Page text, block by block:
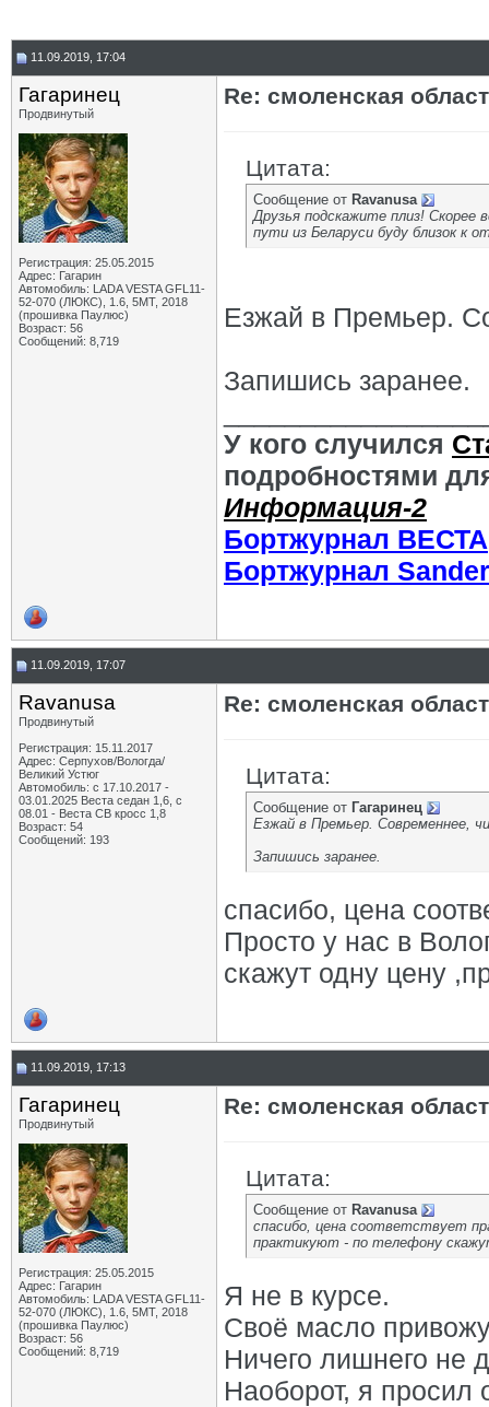
11.09.2019, 17:04
Гагаринец
Продвинутый
Регистрация: 25.05.2015
Адрес: Гагарин
Автомобиль: LADA VESTA GFL11-
52-070 (ЛЮКС), 1.6, 5МТ, 2018
(прошивка Паулюс)
Возраст: 56
Сообщений: 8,719
Re: смоленская
Цитата:
Сообщение от Ravanusa
Друзья подскажите плиз! Скорее
пути из Беларуси буду близок к
Езжай в Премьер.
Запишись заранее.
У кого случился
подробностями
Информация-2
Бортжурнал ВЕСТА
Бортжурнал
11.09.2019, 17:07
Ravanusa
Продвинутый
Регистрация: 15.11.2017
Адрес: Серпухов/Вологда/
Великий Устюг
Автомобиль: с 17.10.2017 -
03.01.2025 Веста седан 1,6, с
08.01 - Веста СВ кросс 1,8
Возраст: 54
Сообщений: 193
Re: смоленская
Цитата:
Сообщение от Гагаринец
Езжай в Премьер. Современнее,
Запишись заранее.
спасибо, цена
Просто у нас в
скажут одну цену
11.09.2019, 17:13
Гагаринец
Продвинутый
Регистрация: 25.05.2015
Адрес: Гагарин
Автомобиль: LADA VESTA GFL11-
52-070 (ЛЮКС), 1.6, 5МТ, 2018
(прошивка Паулюс)
Возраст: 56
Сообщений: 8,719
Re: смоленская
Цитата:
Сообщение от Ravanusa
спасибо, цена соответствует
практикуют - по телефону
Я не в курсе.
Своё масло
Ничего лишнего не
Наоборот, я просил